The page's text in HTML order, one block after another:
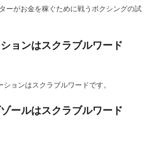
ーがお金を稼ぐために戦うボクシングの試
ョンはスクラブルワード
ョンはスクラブルワードです。
ールはスクラブルワード